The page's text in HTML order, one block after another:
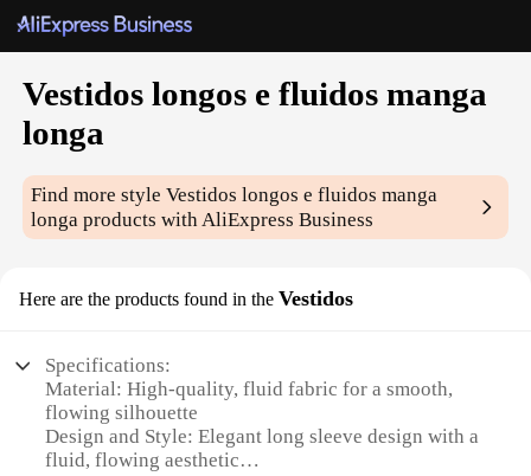
Vestidos longos e fluidos manga
longa
Find more styleVestidos longos e fluidos manga
longa products with AliExpress Business
Here are the products found in the Vestidos
Specifications:
Material: High-quality, fluid fabric for a smooth,
flowing silhouette
Design and Style: Elegant long sleeve design with a
fluid, flowing aesthetic